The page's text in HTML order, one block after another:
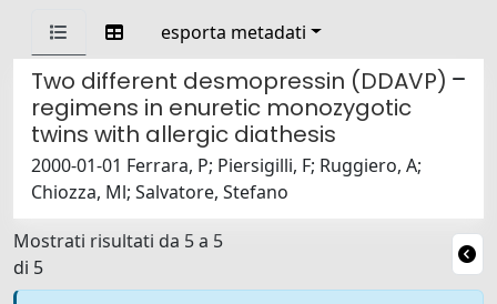
esporta metadati
Two different desmopressin (DDAVP)
regimens in enuretic monozygotic
twins with allergic diathesis
2000-01-01 Ferrara, P; Piersigilli, F; Ruggiero, A;
Chiozza, Ml; Salvatore, Stefano
Mostrati risultati da 5 a 5
di 5